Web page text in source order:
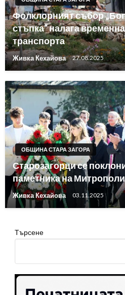
Фолклорният събор
стъпка“ налага
транспорта
Живка Кехайова 27.08.2025
ОБЩИНА СТАРА ЗАГОРА
Старозагорци се
паметника на
Живка Кехайова 03.11.2025
Търсене